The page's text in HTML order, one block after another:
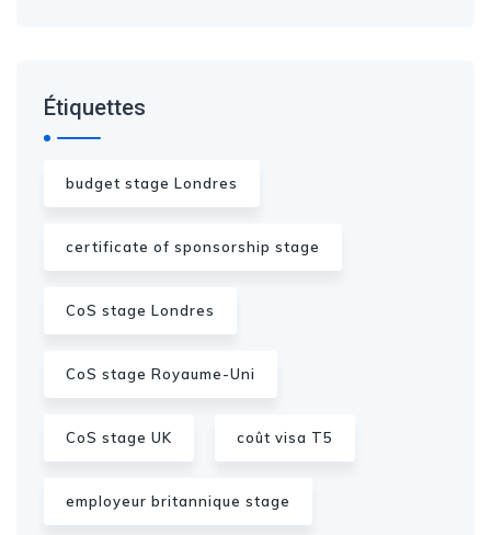
Étiquettes
budget stage Londres
certificate of sponsorship stage
CoS stage Londres
CoS stage Royaume-Uni
CoS stage UK coût visa T5
employeur britannique stage